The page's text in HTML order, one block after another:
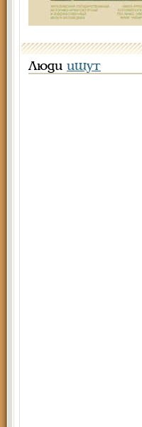
Люди ищут